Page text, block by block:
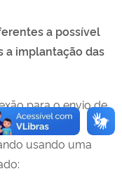
a possível
a implantação das
para o envio de
abaixo,
usando uma